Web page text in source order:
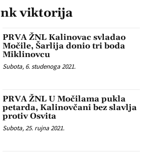
nk viktorija
PRVA ŽNL Kalinovac svladao
Močile, Šarlija donio tri boda
Miklinovcu
Subota, 6. studenoga 2021.
PRVA ŽNL U Močilama pukla
petarda, Kalinovčani bez slavlja
protiv Osvita
Subota, 25. rujna 2021.